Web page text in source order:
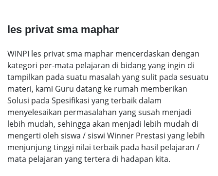
les privat sma maphar
WINPI les privat sma maphar mencerdaskan dengan
kategori per-mata pelajaran di bidang yang ingin di
tampilkan pada suatu masalah yang sulit pada sesuatu
materi, kami Guru datang ke rumah memberikan
Solusi pada Spesifikasi yang terbaik dalam
menyelesaikan permasalahan yang susah menjadi
lebih mudah, sehingga akan menjadi lebih mudah di
mengerti oleh siswa / siswi Winner Prestasi yang lebih
menjunjung tinggi nilai terbaik pada hasil pelajaran /
mata pelajaran yang tertera di hadapan kita.